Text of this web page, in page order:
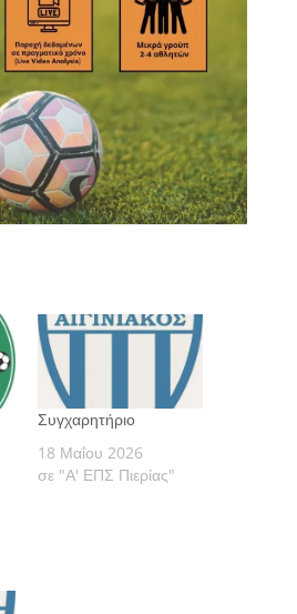
Συγχαρητήριο
18 Μαΐου 2026
σε "Α' ΕΠΣ Πιερίας"